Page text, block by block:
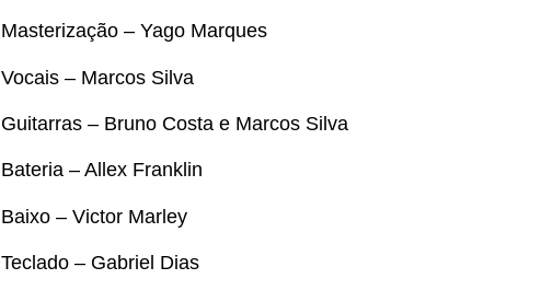
Masterização – Yago Marques
Vocais – Marcos Silva
Guitarras – Bruno Costa e Marcos Silva
Bateria – Allex Franklin
Baixo – Victor Marley
Teclado – Gabriel Dias